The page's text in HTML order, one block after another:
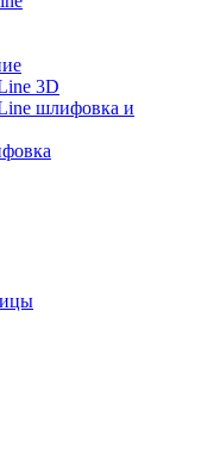
3D
шлифовка и